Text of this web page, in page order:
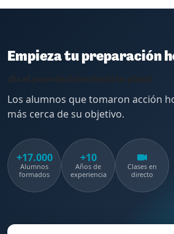
Empieza tu preparación
Los alumnos que tomaron acción
más cerca de su objetivo.
+17.000
Alumnos
formados
+10
Años de
experiencia
Clases en
directo